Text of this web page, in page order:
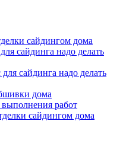
сайдингом дома
сайдинга надо делать
сайдинга надо делать
дома
работ
сайдингом дома